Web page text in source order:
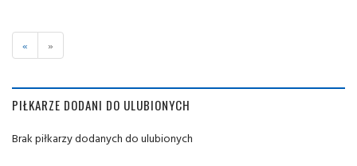
« »
PIŁKARZE DODANI DO ULUBIONYCH
Brak piłkarzy dodanych do ulubionych